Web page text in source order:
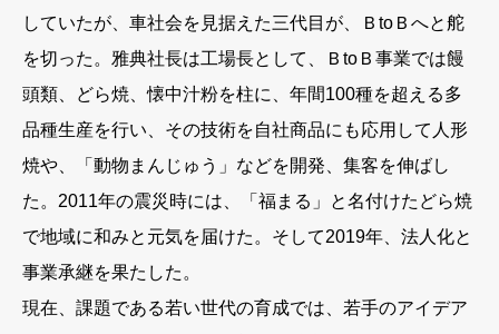
していたが、車社会を見据えた三代目が、ＢtoＢへと舵
を切った。雅典社長は工場長として、ＢtoＢ事業では饅
頭類、どら焼、懐中汁粉を柱に、年間100種を超える多
品種生産を行い、その技術を自社商品にも応用して人形
焼や、「動物まんじゅう」などを開発、集客を伸ばし
た。2011年の震災時には、「福まる」と名付けたどら焼
で地域に和みと元気を届けた。そして2019年、法人化と
事業承継を果たした。
現在、課題である若い世代の育成では、若手のアイデア